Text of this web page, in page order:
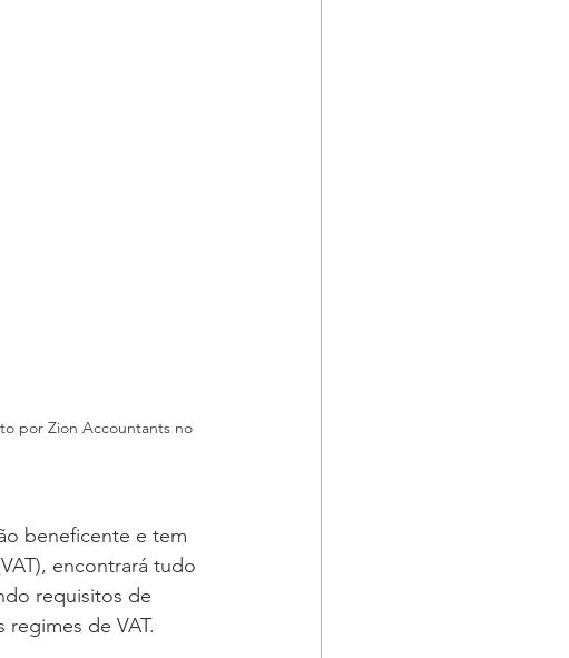
por Zion Accountants no
beneficente e tem
encontrará tudo
requisitos de
de VAT.